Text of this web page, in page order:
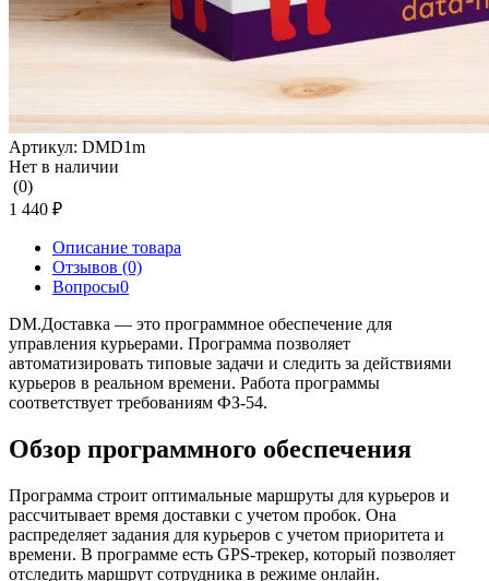
Артикул: DMD1m
Нет в наличии
(0)
1 440 ₽
Описание товара
Отзывов (0)
Вопросы0
DM.Доставка — это программное обеспечение для
управления курьерами. Программа позволяет
автоматизировать типовые задачи и следить за действиями
курьеров в реальном времени. Работа программы
соответствует требованиям ФЗ-54.
Обзор программного обеспечения
Программа строит оптимальные маршруты для курьеров и
рассчитывает время доставки с учетом пробок. Она
распределяет задания для курьеров с учетом приоритета и
времени. В программе есть GPS-трекер, который позволяет
отследить маршрут сотрудника в режиме онлайн.